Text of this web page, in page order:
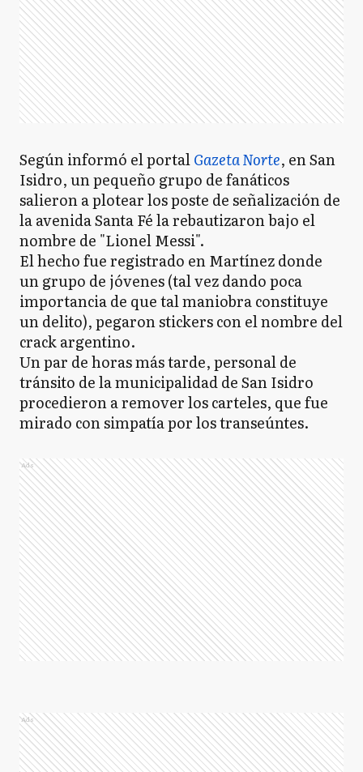
Según informó el portalGazeta Norte, en San
Isidro, un pequeño grupo de fanáticos
salieron a plotear los poste de señalización de
la avenida Santa Fé la rebautizaron bajo el
nombre de "Lionel Messi".
El hecho fue registrado en Martínez donde
un grupo de jóvenes (tal vez dando poca
importancia de que tal maniobra constituye
un delito), pegaron stickers con el nombre del
crack argentino.
Un par de horas más tarde, personal de
tránsito de la municipalidad de San Isidro
procedieron a remover los carteles, que fue
mirado con simpatía por los transeúntes.
Ads
Ads